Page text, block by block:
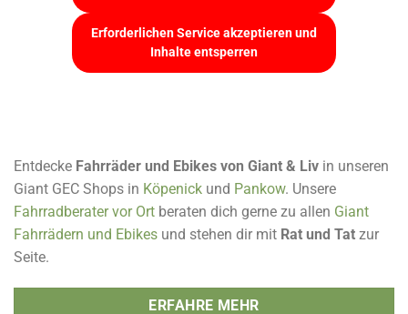
Erforderlichen Service akzeptieren und
Inhalte entsperren
Entdecke Fahrräder und Ebikes von Giant & Liv in unseren
Giant GEC Shops in Köpenick und Pankow. Unsere
Fahrradberater vor Ort beraten dich gerne zu allen Giant
Fahrrädern und Ebikes und stehen dir mit Rat und Tat zur
Seite.
ERFAHRE MEHR